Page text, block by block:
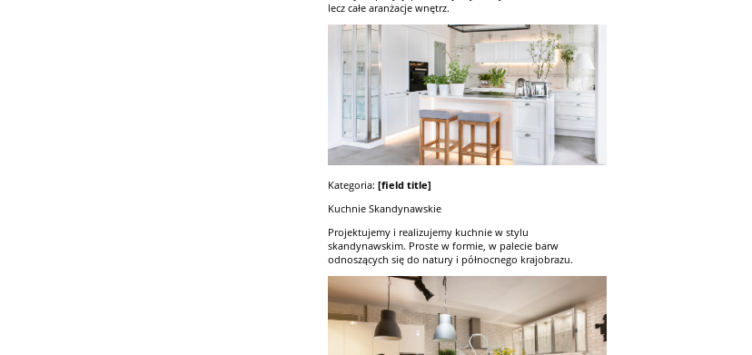
lecz całe aranżacje wnętrz.
Kategoria: [field title]
Kuchnie Skandynawskie
Projektujemy i realizujemy kuchnie w stylu
skandynawskim. Proste w formie, w palecie barw
odnoszących się do natury i północnego krajobrazu.